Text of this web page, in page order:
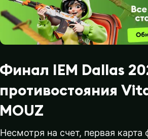
Финал IEM Dallas
противостояния
MOUZ
Несмотря на счет, первая